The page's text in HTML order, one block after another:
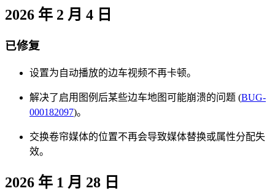
2026 年 2 月 4 日
已修复
设置为自动播放的边车视频不再卡顿。
解决了启用图例后某些边车地图可能崩溃的问题 (BUG-
000182097)。
交换卷帘媒体的位置不再会导致媒体替换或属性分配失
效。
2026 年 1 月 28 日